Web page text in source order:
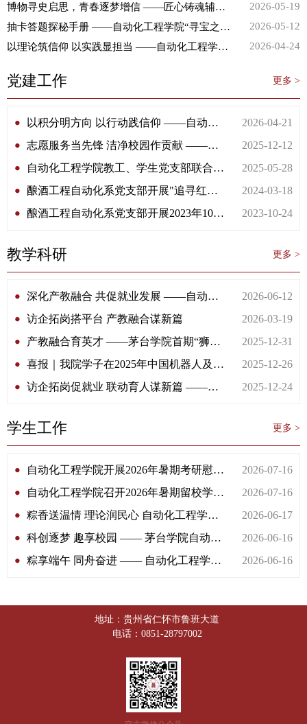
博物寻史启思，青春逐梦增信 ——匠心铸魂辅导员工作室5·18国际博物馆日主题活动
2026-05-19
抽卡答题探秘手册 ——自动化工程学院“寻宝之旅”助力学风建设
2026-05-12
以理论筑信仰 以实践显担当 ——自动化工程学院“大学生讲思政课”活动圆满结束
2026-04-24
党建工作 更多 >
以积分明方向 以行动践信仰 ——自动化工程学院学生党支部召开《党员发展积分管理办法（试行）》宣贯会
2026-04-21
志愿服务当先锋 洁净校园作贡献 ——自动化工程学院学生党支部主题党日活动
2025-12-12
自动化工程学院教工、学生党支部联合开展“真理之路映初心·担当实干践使命”主题党日活动
2025-05-28
酿酒工程自动化系党支部开展"追寻红色足迹，传承长征精神”主题党日活动
2024-03-18
酿酒工程自动化系党支部开展2023年10月 主题党日活动
2023-10-24
教学科研 更多 >
深化产教融合 共促就业发展 ——自动化工程学院开展访企拓岗专项走访活动
2026-06-12
访企拓岗搭平台 产教融合谋新篇
2026-03-19
产教融合育英才 ——茅台学院首期“狮子营”卓越工程师示范班圆满结营
2025-12-31
喜报｜我院学子在2025年中国机器人及人工智能大赛中再创佳绩
2025-12-26
访企拓岗促就业 联动育人谋新篇 ——自动化工程学院多措并举扎实推进2026年就业工作
2025-12-24
学生工作 更多 >
自动化工程学院开展2026年暑期考研慰问活动
2026-07-16
自动化工程学院召开2026年暑期留校学生安全宣贯会
2026-07-16
粽香送温情 理论润民心 自动化工程学院青年志愿者助力社区端午文明实践活动
2026-06-17
科创逐梦 趣享校园 —— 茅台学院自动化工程学院科技文化节游园会圆满举办
2026-06-16
粽享端午 同舟奋进 —— 自动化工程学院举办端午系列活动
2026-06-16
地址：贵州省仁怀市鲁班大道
电话：0851-28797002